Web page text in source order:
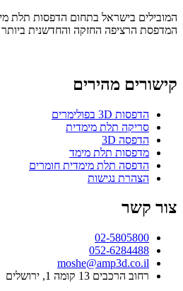
המובילים בישראל בתחום הדפסות תלת
המדפסת הרציפה החזקה והחדשנית
קישורים מהירים
הדפסות 3D בפולימרים
סריקה תלת מימדית
הדפסה 3D
מדפסות תלת מימד
הדפסה תלת מימדית חומרים
הצהרת נגישות
צור קשר
02-5805800
052-6284488
moshe@amp3d.co.il
רחוב הרכבים 13 קומה 1, ירושלים